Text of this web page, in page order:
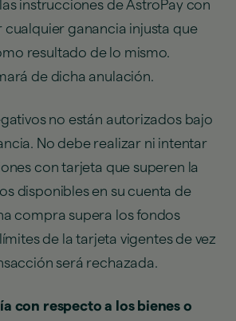
instrucciones de AstroPay con
cualquier ganancia injusta que
resultado de lo mismo.
de dicha anulación.
no están autorizados bajo
No debe realizar ni intentar
con tarjeta que superen la
disponibles en su cuenta de
compra supera los fondos
de la tarjeta vigentes de vez
será rechazada.
con respecto a los bienes o